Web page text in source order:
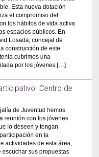
Esta nueva dotación
el compromiso del
los hábitos de vida activa
espacios públicos. En
Losada, concejal de
construcción de este
cubrimos una
por los jóvenes […]
Centro de
de Juventud hemos
reunión con los jóvenes
lo deseen y tengan
en la
actividades de esta área,
escuchar sus propuestas